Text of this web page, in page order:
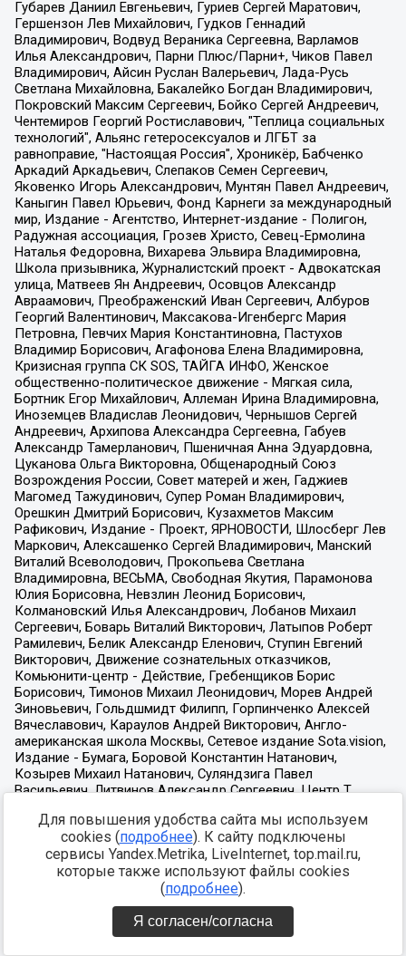
Для повышения удобства сайта мы используем
cookies (подробнее). К сайту подключены
сервисы Yandex.Metrika, LiveInternet, top.mail.ru,
которые также используют файлы cookies
(подробнее).
Я согласен/согласна